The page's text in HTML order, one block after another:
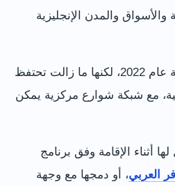
والأسواق والمدن الإنجليزية
منحت دونكاستر صفة مدينة عام 2022، لكنها ما زالت تحتفظ
مع شبكة شوارع مركزية يمكن
الإقامة وفق برنامج
العربي، أو دمجها مع وجهة